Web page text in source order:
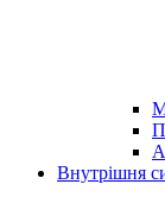
Внутрішня